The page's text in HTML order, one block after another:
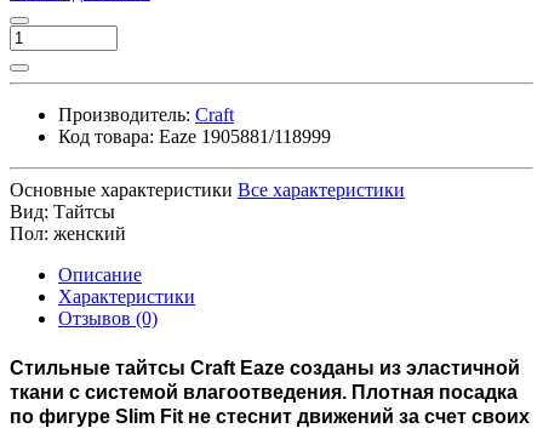
Производитель: Craft
Код товара: Eaze 1905881/118999
Основные характеристики Все характеристики
Вид: Тайтсы
Пол: женский
Описание
Характеристики
Отзывов (0)
Стильные тайтсы Craft Eaze созданы из эластичной
ткани с системой влагоотведения. Плотная посадка
по фигуре Slim Fit не стеснит движений за счет своих